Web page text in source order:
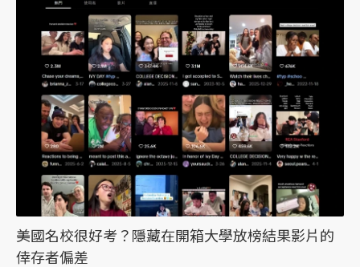
美國名校很好考？隱藏在開箱大學放榜結果影片的
倖存者偏差